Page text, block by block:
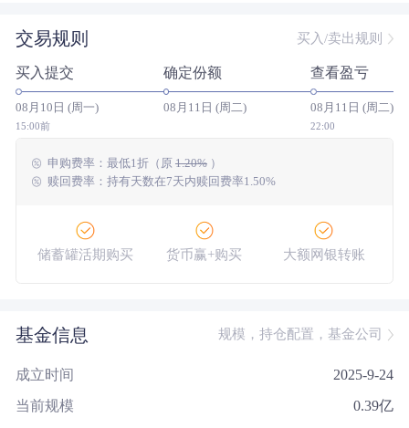
近三年 --/--
近五年 -- 0.00% --/--
今年以来 684/943
成立以来 6.89 %
交易规则 买入/卖出规则
买入提交
08月10日 (周一)
15:00前
确定份额
08月11日 (周二)
查看盈亏
08月11日 (周二)
22:00
申购费率： 最低1折（原 1.20%）
赎回费率：持有天数在7天内赎回费率1.50%
储蓄罐活期购买 货币赢+购买 大额网银转账
基金信息 规模，持仓配置，基金公司
成立时间 2025-9-24
当前规模 0.39亿